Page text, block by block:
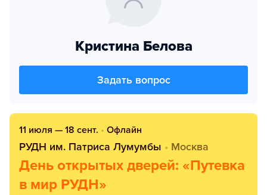
Кристина Белова
Задать вопрос
11 июля — 18 сент. • Офлайн
РУДН им. Патриса Лумумбы • Москва
День открытых дверей: «Путевка
в мир РУДН»